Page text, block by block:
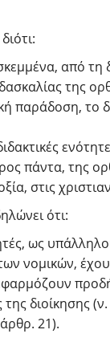
από
της
παράδοση, το
πάντα, της
στις
ότι:
ως
νομικών,
διοίκησης
21).